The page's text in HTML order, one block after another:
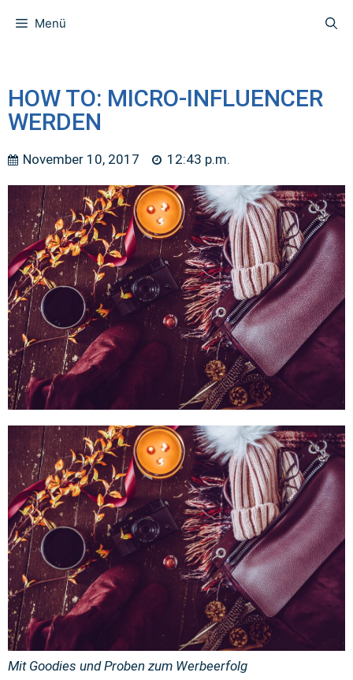
Menü
HOW TO: MICRO-INFLUENCER
WERDEN
November 10, 2017 12:43 p.m.
Mit Goodies und Proben zum Werbeerfolg